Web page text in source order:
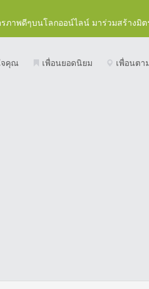
ภาพดีๆบนโลกออน์ไลน์ มาร่วมสร้างมิต
จคุณ เพื่อนยอดนิยม เพื่อนตา